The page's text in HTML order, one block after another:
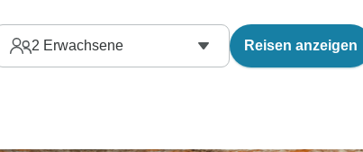
2 Erwachsene Reisen anzeigen